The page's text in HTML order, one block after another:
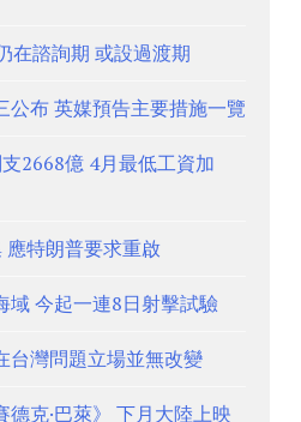
在諮詢期 或設過渡期
公布 英媒預告主要措施一覽
2668億 4月最低工資加
應特朗普要求重啟
域 今起一連8日射擊試驗
台灣問題立場並無改變
德克·巴萊》 下月大陸上映